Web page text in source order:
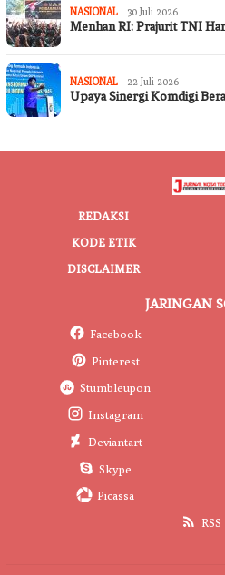
NASIONAL 30 Juli 2026
Menhan RI: Prajurit TNI
NASIONAL 22 Juli 2026
Upaya Sinergi Komdigi
REDAKSI
KODE ETIK
DISCLAIMER
JARINGAN
Facebook
Pinterest
Stumbleupon
Instagram
Deviantart
Skype
Picassa
RSS